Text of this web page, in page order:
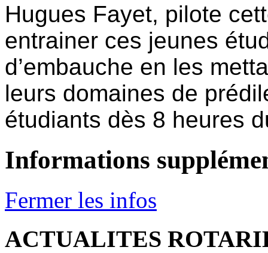
Hugues Fayet, pilote
entrainer ces jeunes
d’embauche en les
leurs domaines de
étudiants dès 8 heures
Informations
Fermer les infos
ACTUALITES